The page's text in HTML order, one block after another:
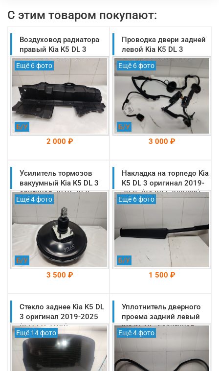
С этим товаром покупают:
Воздуховод радиатора
правый Kia K5 DL 3
оригинал 2019-2025
(29134L2000)
Ещё 6 фото
Б/У
2 000 ₽
На складе: Раменское
-->
Проводка двери задней
левой Kia K5 DL 3
оригинал 2019-2025
(91620L2040)
Ещё 6 фото
Б/У
3 000 ₽
На складе: Раменское
-->
Усилитель тормозов
вакуумный Kia K5 DL 3
оригинал 2019-2025
(59110L1000)
Ещё 4 фото
Б/У
3 500 ₽
На складе: Раменское
-->
Накладка на торпедо Kia
K5 DL 3 оригинал 2019-
2025 (84795L2000WK)
Ещё 6 фото
Б/У
1 500 ₽
На складе: Раменское
-->
Стекло заднее Kia K5 DL
3 оригинал 2019-2025
(87111L2100)
Ещё 14 фото
Уплотнитель дверного
проема задний левый
Kia K5 DL 3 оригинал
2019-2025
Ещё 4 фото